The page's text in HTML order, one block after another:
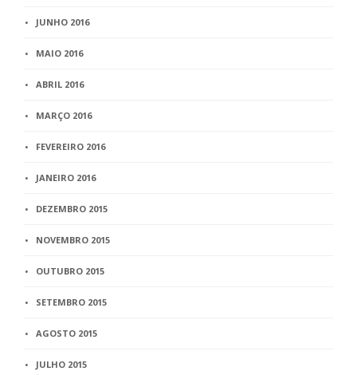
JUNHO 2016
MAIO 2016
ABRIL 2016
MARÇO 2016
FEVEREIRO 2016
JANEIRO 2016
DEZEMBRO 2015
NOVEMBRO 2015
OUTUBRO 2015
SETEMBRO 2015
AGOSTO 2015
JULHO 2015